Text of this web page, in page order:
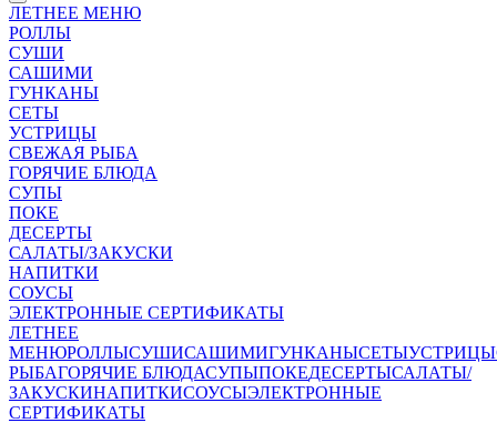
ЛЕТНЕЕ МЕНЮ
РОЛЛЫ
СУШИ
САШИМИ
ГУНКАНЫ
СЕТЫ
УСТРИЦЫ
СВЕЖАЯ РЫБА
ГОРЯЧИЕ БЛЮДА
СУПЫ
ПОКЕ
ДЕСЕРТЫ
САЛАТЫ/ЗАКУСКИ
НАПИТКИ
СОУСЫ
ЭЛЕКТРОННЫЕ СЕРТИФИКАТЫ
ЛЕТНЕЕ
МЕНЮРОЛЛЫСУШИСАШИМИГУНКАНЫСЕТЫУСТРИЦЫ
РЫБАГОРЯЧИЕ БЛЮДАСУПЫПОКЕДЕСЕРТЫСАЛАТЫ/
ЗАКУСКИНАПИТКИСОУСЫЭЛЕКТРОННЫЕ
СЕРТИФИКАТЫ